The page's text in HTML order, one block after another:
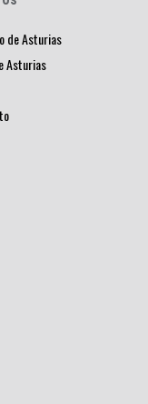
de Asturias
Asturias